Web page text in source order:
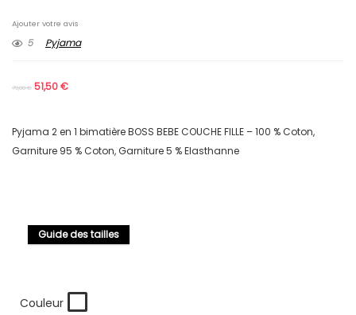
Ajouter votre avis
5 Pyjama
79,00€ 51,50€
Pyjama 2 en 1 bimatière BOSS BEBE COUCHE FILLE – 100 % Coton,
Garniture 95 % Coton, Garniture 5 % Elasthanne
Guide des tailles
Couleur